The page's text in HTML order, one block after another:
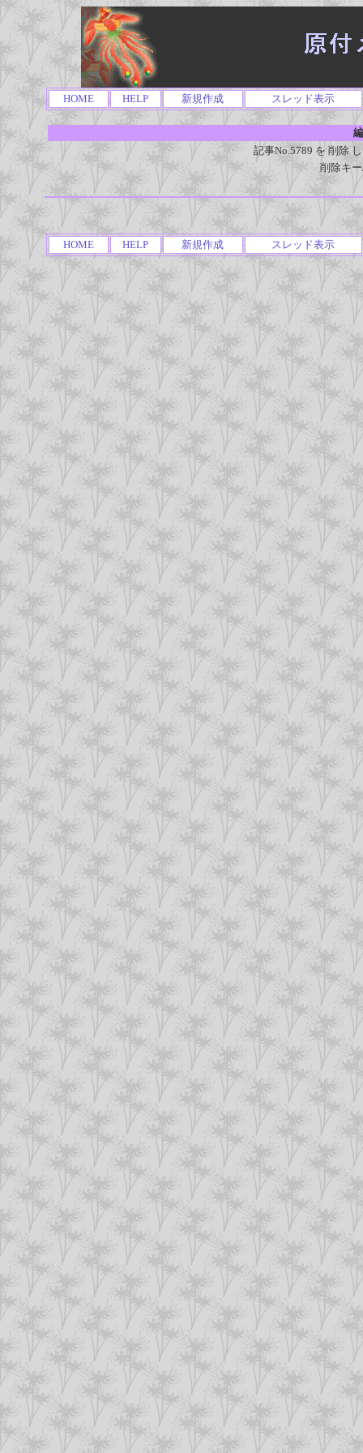
HOME HELP 新規作成 スレッド表示
記事No.5789 を 削除
削除キ
HOME HELP 新規作成 スレッド表示